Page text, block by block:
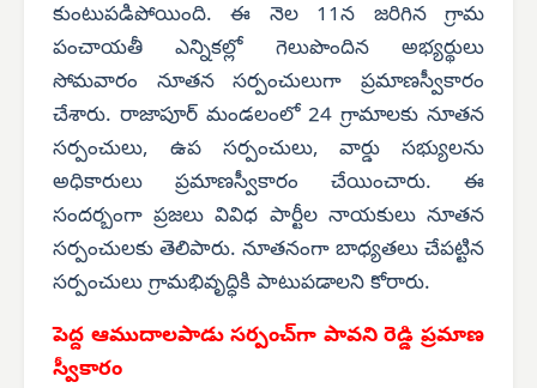
కుంటుపడిపోయింది. ఈ నెల 11న జరిగిన గ్రామ
పంచాయతీ ఎన్నికల్లో గెలుపొందిన అభ్యర్థులు
సోమవారం నూతన సర్పంచులుగా ప్రమాణస్వీకారం
చేశారు. రాజాపూర్ మండలంలో 24 గ్రామాలకు నూతన
సర్పంచులు, ఉప సర్పంచులు, వార్డు సభ్యులను
అధికారులు ప్రమాణస్వీకారం చేయించారు. ఈ
సందర్బంగా ప్రజలు వివిధ పార్టీల నాయకులు నూతన
సర్పంచులకు తెలిపారు. నూతనంగా బాధ్యతలు చేపట్టిన
సర్పంచులు గ్రామభివృద్ధికి పాటుపడాలని కోరారు.
పెద్ద ఆముదాలపాడు సర్పంచ్‌గా పావని రెడ్డి ప్రమాణ
స్వీకారం